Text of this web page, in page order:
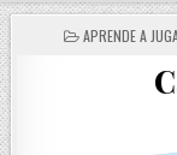
P
APRENDE A